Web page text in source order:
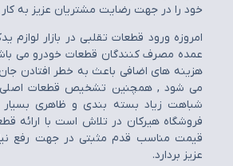
خود را در جهت رضايت مشتريان عزيز به
امروزه ورود قطعات تقلبي در بازار لوازم
عمده مصرف کنندگان قطعات خودرو مي
هزينه هاي اضافي باعث به خطر افتادن
مي شود , همچنين تشخيص قطعات اصلي
شباهت زياد بسته بندي و ظاهري
فروشگاه هيرکان در تلاش است با ارائه
قيمت مناسب قدم مثبتي در جهت رفع
عزيز بردارد.